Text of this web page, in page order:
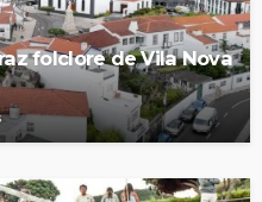
folclore de Vila Nova